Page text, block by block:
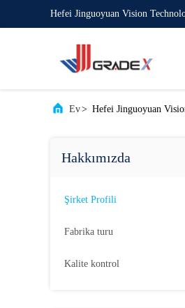
Hefei Jinguoyuan Vision
Ev> Hefei Jinguoyuan
Hakkımızda
Şirket Profili
Fabrika turu
Kalite kontrol